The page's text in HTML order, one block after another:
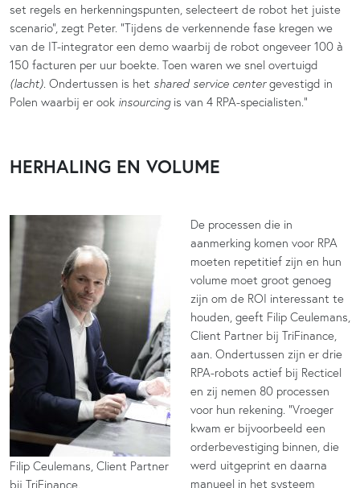
set regels en herkenningspunten, selecteert de robot het juiste
scenario”, zegt Peter. “Tijdens de verkennende fase kregen we
van de IT-integrator een demo waarbij de robot ongeveer 100 à
150 facturen per uur boekte. Toen waren we snel overtuigd
(lacht). Ondertussen is het shared service centergevestigd in
Polen waarbij er ook insourcingis van 4 RPA-specialisten.”
HERHALING EN VOLUME
Filip Ceulemans, Client Partner
bij TriFinance.
De processen die in
aanmerking komen voor RPA
moeten repetitief zijn en hun
volume moet groot genoeg
zijn om de ROI interessant te
houden, geeft Filip Ceulemans,
Client Partner bij TriFinance,
aan. Ondertussen zijn er drie
RPA-robots actief bij Recticel
en zij nemen 80 processen
voor hun rekening. “Vroeger
kwam er bijvoorbeeld een
orderbevestiging binnen, die
werd uitgeprint en daarna
manueel in het systeem